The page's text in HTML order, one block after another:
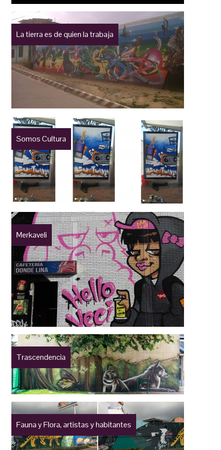
La tierra es de quien la trabaja
Somos Cultura
Merkaveli
Trascendencia
Fauna y Flora, artistas y habitantes